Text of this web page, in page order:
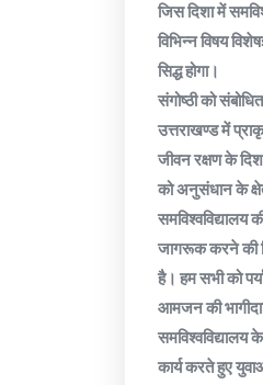
जिस दिशा में
विभिन्न विषय
सिद्ध होगा।
संगोष्ठी को
उत्तराखण्ड में
जीवन रक्षण के
को अनुसंधान के
जागरूक करने की
है। हम सभी को
आमजन की
समविश्वविद्यालय
कार्य करते हुए